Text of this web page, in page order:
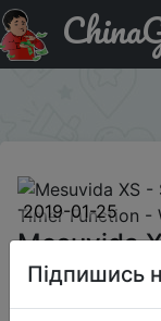
Код на знижку
Smart Sockets
2019-01-25
Mesuvida
Sockets
WHITE US
Підпишись